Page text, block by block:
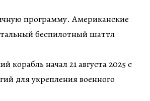
программу. Американские
беспилотный шаттл
начал 21 августа 2025 с
для укрепления военного